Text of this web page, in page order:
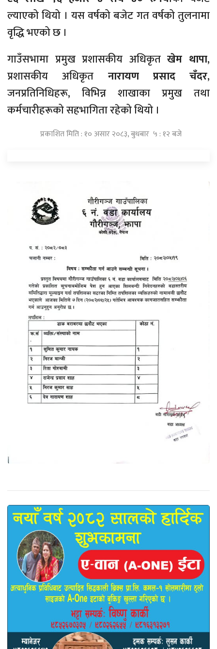
ल्याएको थियो । यस वर्षको बजेट गत वर्षको तुलनामा
वृद्धि भएको छ ।
गाउँसभामा प्रमुख प्रशासकीय अधिकृतखेम थापा,
प्रशासकीय अधिकृत नारायण प्रसाद चँदर,
जनप्रतिनिधिहरू, विभिन्न शाखाका प्रमुख तथा
कर्मचारीहरूको सहभागिता रहेको थियो ।
प्रकाशित मिति : १० असार २०८३, बुधबार ५ : १२ बजे